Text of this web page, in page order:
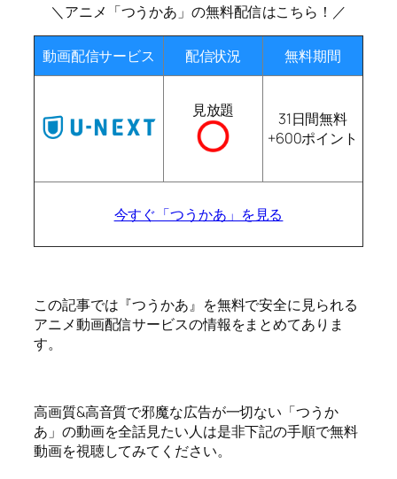
＼アニメ「つうかあ」の無料配信はこちら！／
動画配信サービス 配信状況 無料期間
見放題
31日間無料
+600ポイント
今すぐ「つうかあ」を見る
この記事では『つうかあ』を無料で安全に見られる
アニメ動画配信サービスの情報をまとめてありま
す。
高画質&高音質で邪魔な広告が一切ない「つうか
あ」の動画を全話見たい人は是非下記の手順で無料
動画を視聴してみてください。